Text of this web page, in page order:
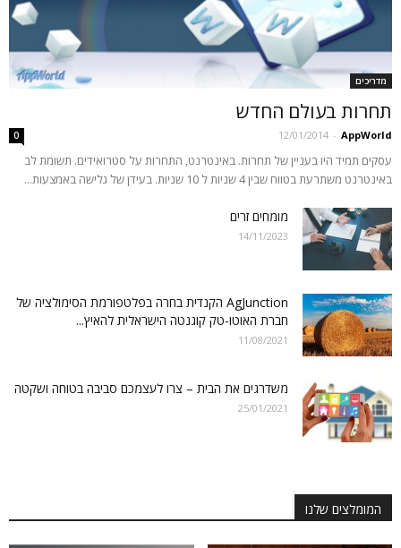
מדריכים
תחרות בעולם החדש
AppWorld
-
12/01/2014
0
עסקים תמיד היו בעניין של תחרות. באינטרנט, התחרות על סטרואידים. תשומת לב
באינטרנט משתרעת בטווח שבין 4 שניות ל 10 שניות. בעידן של גלישה באמצעות...
מומחים זרים
14/11/2023
AgJunction הקנדית בחרה בפלטפורמת הסימולציה של
חברת האוטו-טק קוגנטה הישראלית להאיץ...
11/08/2021
משדרגים את הבית – צרו לעצמכם סביבה בטוחה ושקטה
25/01/2021
המומלצים שלנו